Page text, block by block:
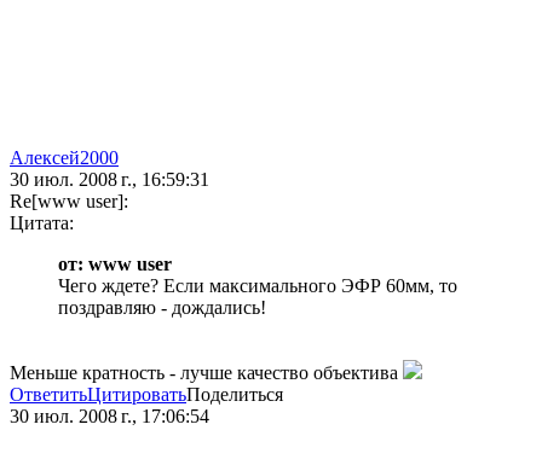
Алексей2000
30 июл. 2008 г., 16:59:31
Re[www user]:
Цитата:
от: www user
Чего ждете? Если максимального ЭФР 60мм, то
поздравляю - дождались!
Меньше кратность - лучше качество объектива
ОтветитьЦитироватьПоделиться
30 июл. 2008 г., 17:06:54